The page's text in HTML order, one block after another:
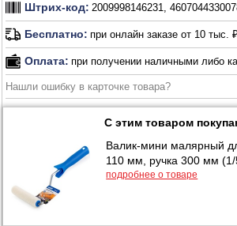
Штрих-код: 2009998146231,
Бесплатно: при онлайн заказе от 10 тыс.
Оплата: при получении наличными либо
Нашли ошибку в карточке товара?
С этим товаром
Валик-мини малярный
110 мм, ручка 300 мм (1/
подробнее о товаре